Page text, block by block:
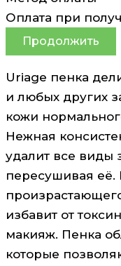
Оплата при
Продолжить
Uriage пенка
и любых других
кожи
Нежная
удалит все виды
пересушивая её.
избавит от
макияж. Пенка
которые